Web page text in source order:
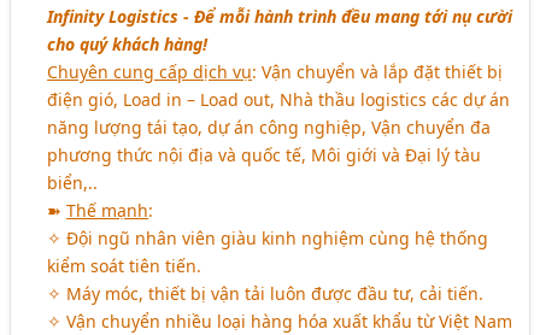
Infinity Logistics - Để mỗi hành trình đều mang tới nụ cười
cho quý khách hàng!
Chuyên cung cấp dịch vụ: Vận chuyển và lắp đặt thiết bị
điện gió, Load in – Load out, Nhà thầu logistics các dự án
năng lượng tái tạo, dự án công nghiệp, Vận chuyển đa
phương thức nội địa và quốc tế, Môi giới và Đại lý tàu
biển,..
➽Thế mạnh:
✧ Đội ngũ nhân viên giàu kinh nghiệm cùng hệ thống
kiểm soát tiên tiến.
✧ Máy móc, thiết bị vận tải luôn được đầu tư, cải tiến.
✧ Vận chuyển nhiều loại hàng hóa xuất khẩu từ Việt Nam